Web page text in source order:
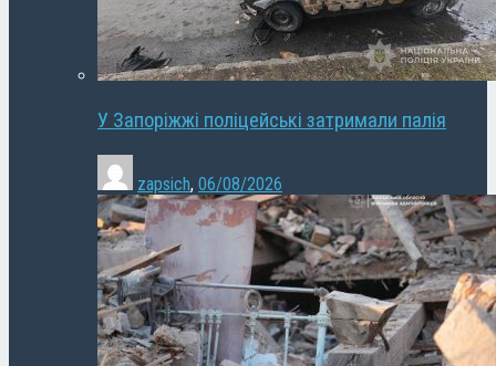
У Запоріжжі поліцейські затримали палія
zapsich, 06/08/2026